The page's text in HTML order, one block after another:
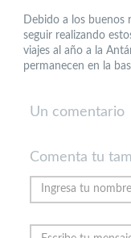
Debido a los buenos
seguir realizando
viajes al año a la
permanecen en la
Un comentario
Comenta tu